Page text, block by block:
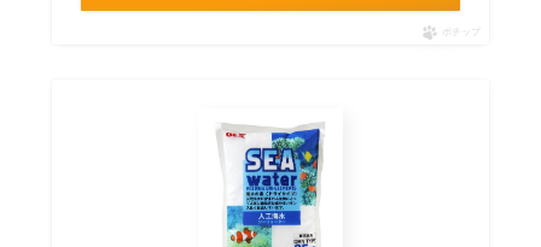
ポチップ